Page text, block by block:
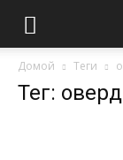
Домой Теги
Тег: